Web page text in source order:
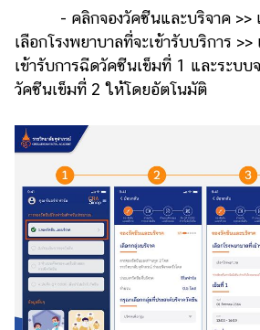
- คลิกจองวัคซีนและบริจาค >>
เลือกโรงพยาบาลที่จะเข้ารับบริการ >>
เข้ารับการฉีดวัคซีนเข็มที่ 1 และระบ
วัคซีนเข็มที่ 2 ให้โดยอัตโนมัติ